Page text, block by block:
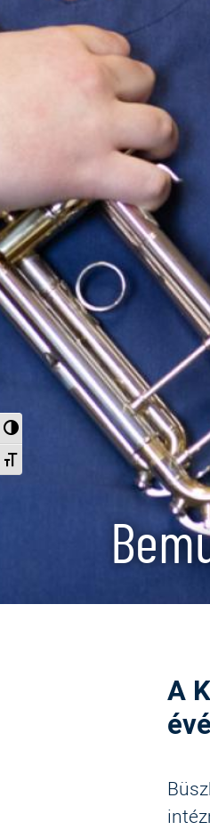
Nagy kontraszt váltása
Betűméret váltása
A